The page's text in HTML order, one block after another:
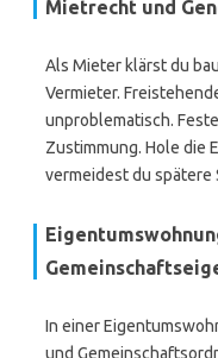
Mietrecht und
Als Mieter klärst du
Vermieter.
unproblematisch.
Zustimmung. Hole die
vermeidest du spätere
In einer
und